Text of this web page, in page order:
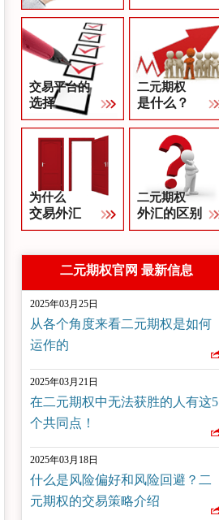
交易平台的
选择
二元期权
是什么？
为什么
交易外汇
二元期权
外汇的区别
二元期权官网 最新信息
2025年03月25日
从各个角度来看二元期权是如何
运作的
2025年03月21日
在二元期权中无法获胜的人有这5
个共同点！
2025年03月18日
什么是风险偏好和风险回避？二
元期权的交易策略介绍